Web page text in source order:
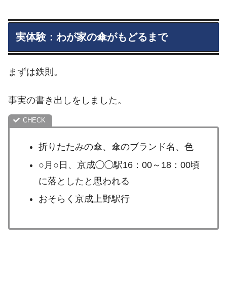
実体験：わが家の傘がもどるまで
まずは鉄則。
事実の書き出しをしました。
折りたたみの傘、傘のブランド名、色
○月○日、京成◯◯駅16：00～18：00頃
に落としたと思われる
おそらく京成上野駅行